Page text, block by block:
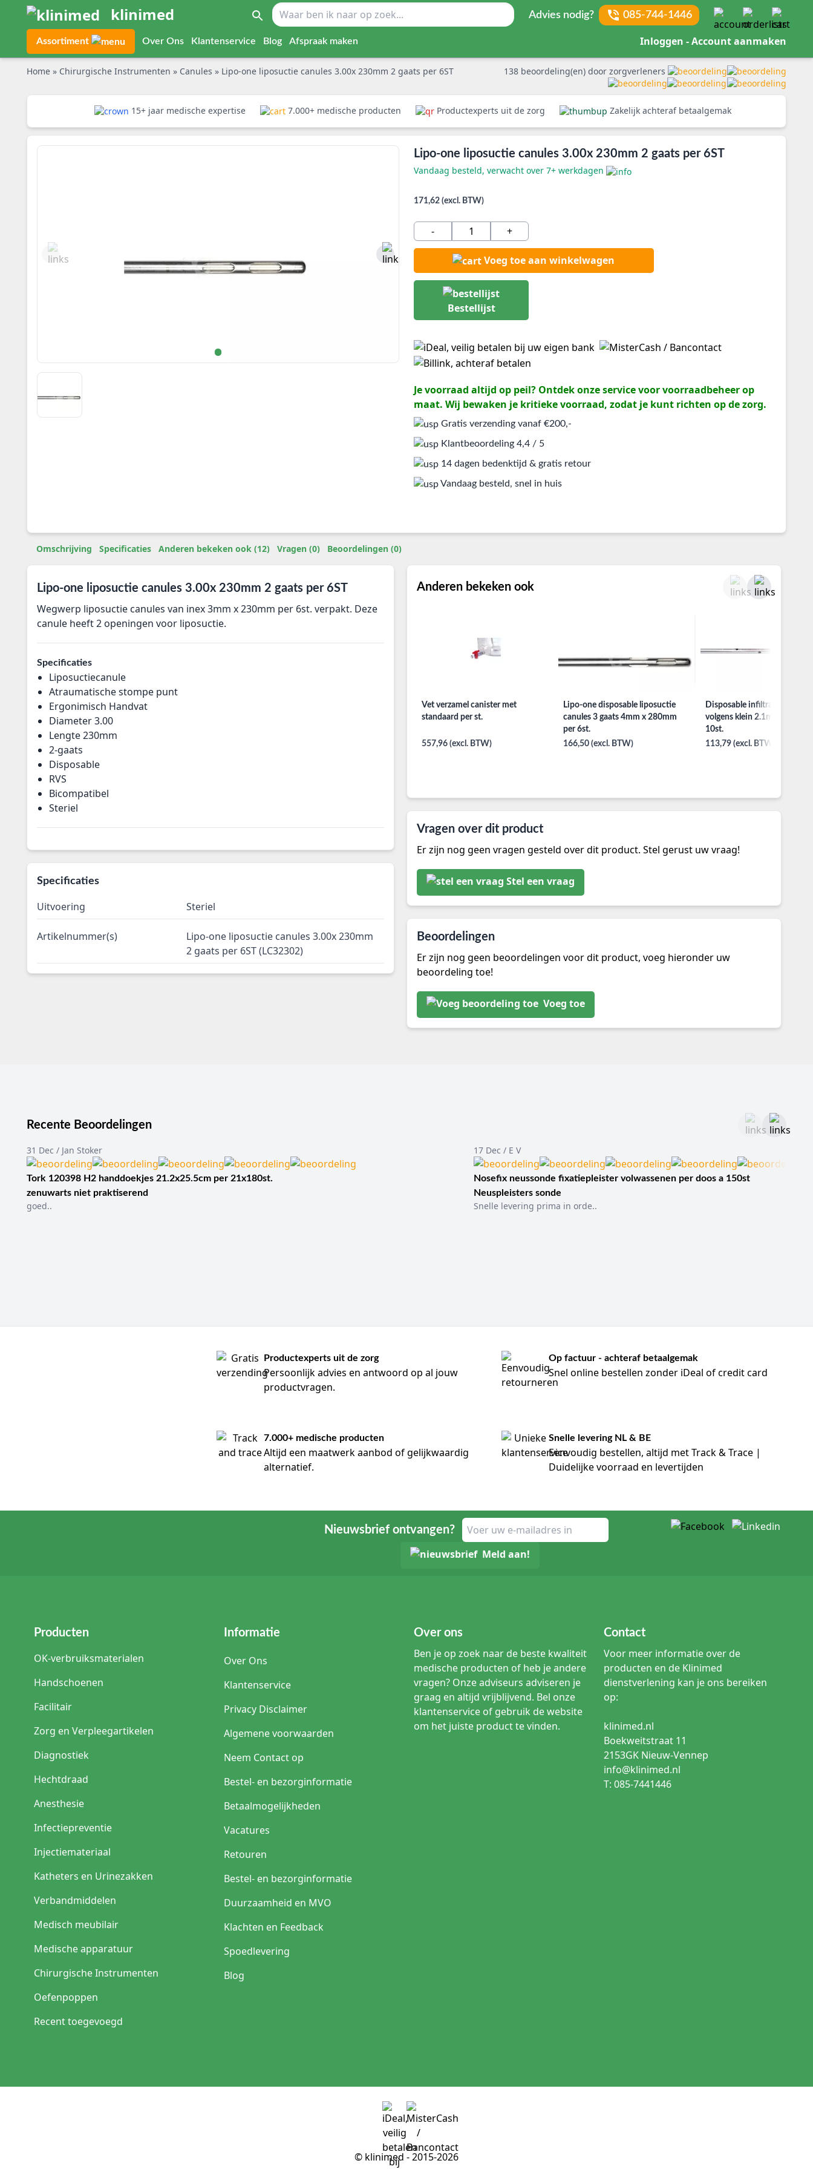
klinimed Advies nodig? 085-744-1446
Assortiment Over Ons Klantenservice Blog Afspraak maken Inloggen - Account aanmaken
Home » Chirurgische Instrumenten » Canules » Lipo-one liposuctie canules 3.00x 230mm 2 gaats per 6ST 138 beoordeling(en) door zorgverleners
15+ jaar medische expertise 7.000+ medische producten Productexperts uit de zorg Zakelijk achteraf betaalgemak
Lipo-one liposuctie canules 3.00x 230mm 2 gaats per 6ST
Vandaag besteld, verwacht over 7+ werkdagen
171,62 (excl. BTW)
- +
Voeg toe aan winkelwagen
Bestellijst
Je voorraad altijd op peil? Ontdek onze service voor voorraadbeheer op
maat. Wij bewaken je kritieke voorraad, zodat je kunt richten op de zorg.
Gratis verzending vanaf €200,-
Klantbeoordeling 4,4 / 5
14 dagen bedenktijd & gratis retour
Vandaag besteld, snel in huis
Omschrijving Specificaties Anderen bekeken ook (12) Vragen (0) Beoordelingen (0)
Lipo-one liposuctie canules 3.00x 230mm 2 gaats per 6ST
Wegwerp liposuctie canules van inex 3mm x 230mm per 6st. verpakt. Deze
canule heeft 2 openingen voor liposuctie.
Specificaties
Liposuctiecanule
Atraumatische stompe punt
Ergonimisch Handvat
Diameter 3.00
Lengte 230mm
2-gaats
Disposable
RVS
Bicompatibel
Steriel
Specificaties
Uitvoering Steriel
Artikelnummer(s)
Lipo-one liposuctie canules 3.00x 230mm
2 gaats per 6ST (LC32302)
Anderen bekeken ook
Vet verzamel canister met
standaard per st.
557,96 (excl. BTW)
Lipo-one disposable liposuctie
canules 3 gaats 4mm x 280mm
per 6st.
166,50 (excl. BTW)
Disposable infiltratie canules
volgens klein
10st.
113,79 (excl. BTW)
Vragen over dit product
Er zijn nog geen vragen gesteld over dit product. Stel gerust uw vraag!
Stel een vraag
Beoordelingen
Er zijn nog geen beoordelingen voor dit product, voeg hieronder uw
beoordeling toe!
Voeg toe
Recente Beoordelingen
31 Dec / Jan Stoker
Tork 120398 H2 handdoekjes 21.2x25.5cm per 21x180st.
zenuwarts niet praktiserend
goed..
17 Dec / E V
Nosefix neussonde fixatiepleister volwassenen per doos a 150st
Neuspleisters sonde
Snelle levering prima in orde..
Productexperts uit de zorg
Persoonlijk advies en antwoord op al jouw
productvragen.
Op factuur - achteraf betaalgemak
Snel online bestellen zonder iDeal of credit card
7.000+ medische producten
Altijd een maatwerk aanbod of gelijkwaardig
alternatief.
Snelle levering NL & BE
Eenvoudig bestellen, altijd met Track & Trace |
Duidelijke voorraad en levertijden
Nieuwsbrief ontvangen?
Meld aan!
Producten
OK-verbruiksmaterialen
Handschoenen
Facilitair
Zorg en Verpleegartikelen
Diagnostiek
Hechtdraad
Anesthesie
Infectiepreventie
Injectiemateriaal
Katheters en Urinezakken
Verbandmiddelen
Medisch meubilair
Medische apparatuur
Chirurgische Instrumenten
Oefenpoppen
Recent toegevoegd
Informatie
Over Ons
Klantenservice
Privacy Disclaimer
Algemene voorwaarden
Neem Contact op
Bestel- en bezorginformatie
Betaalmogelijkheden
Vacatures
Retouren
Bestel- en bezorginformatie
Duurzaamheid en MVO
Klachten en Feedback
Spoedlevering
Blog
Over ons
Ben je op zoek naar de beste kwaliteit
medische producten of heb je andere
vragen? Onze adviseurs adviseren je
graag en altijd vrijblijvend. Bel onze
klantenservice of gebruik de website
om het juiste product te vinden.
Contact
Voor meer informatie over de
producten en de Klinimed
dienstverlening kan je ons bereiken
op:
klinimed.nl
Boekweitstraat 11
2153GK Nieuw-Vennep
info@klinimed.nl
T: 085-7441446
© klinimed - 2015-2026